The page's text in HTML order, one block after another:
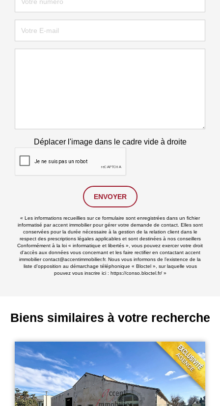
Déplacer l'image dans le cadre vide à droite
ENVOYER
« Les informations recueillies sur ce formulaire sont enregistrées dans un fichier
informatisé par accent immobilier pour gérer votre demande de contact. Elles sont
conservées pour la durée nécessaire à la gestion de la relation client dans le
respect des prescriptions légales applicables et sont destinées à nos conseillers
Conformément à la loi « informatique et libertés », vous pouvez exercer votre droit
d'accès aux données vous concernant et les faire rectifier en contactant accent
immobilier contact@accentimmobilier.fr. Nous vous informons de l’existence de la
liste d'opposition au démarchage téléphonique « Bloctel », sur laquelle vous
pouvez vous inscrire ici : https://conso.bloctel.fr/»
Biens similaires à votre recherche